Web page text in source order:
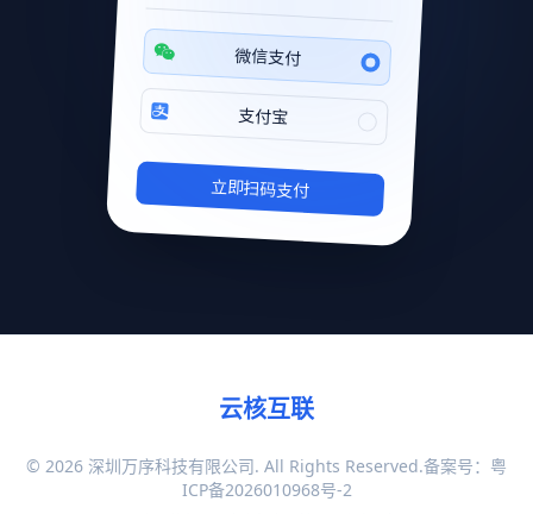
微信支付
支付宝
立即扫码支付
云核互联
© 2026 深圳万序科技有限公司. All Rights Reserved.备案号： 粤
ICP备2026010968号-2